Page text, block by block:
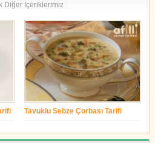
Diğer İçeriklerimiz
Tavuklu Sebze Çorbası Tarifi